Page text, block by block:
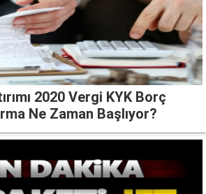
2020 Vergi KYK Borç
Ne Zaman Başlıyor?